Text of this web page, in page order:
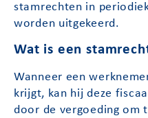
stamrechten in
worden uitgekeerd.
Wat is een
Wanneer een
krijgt, kan hij deze
door de vergoeding om